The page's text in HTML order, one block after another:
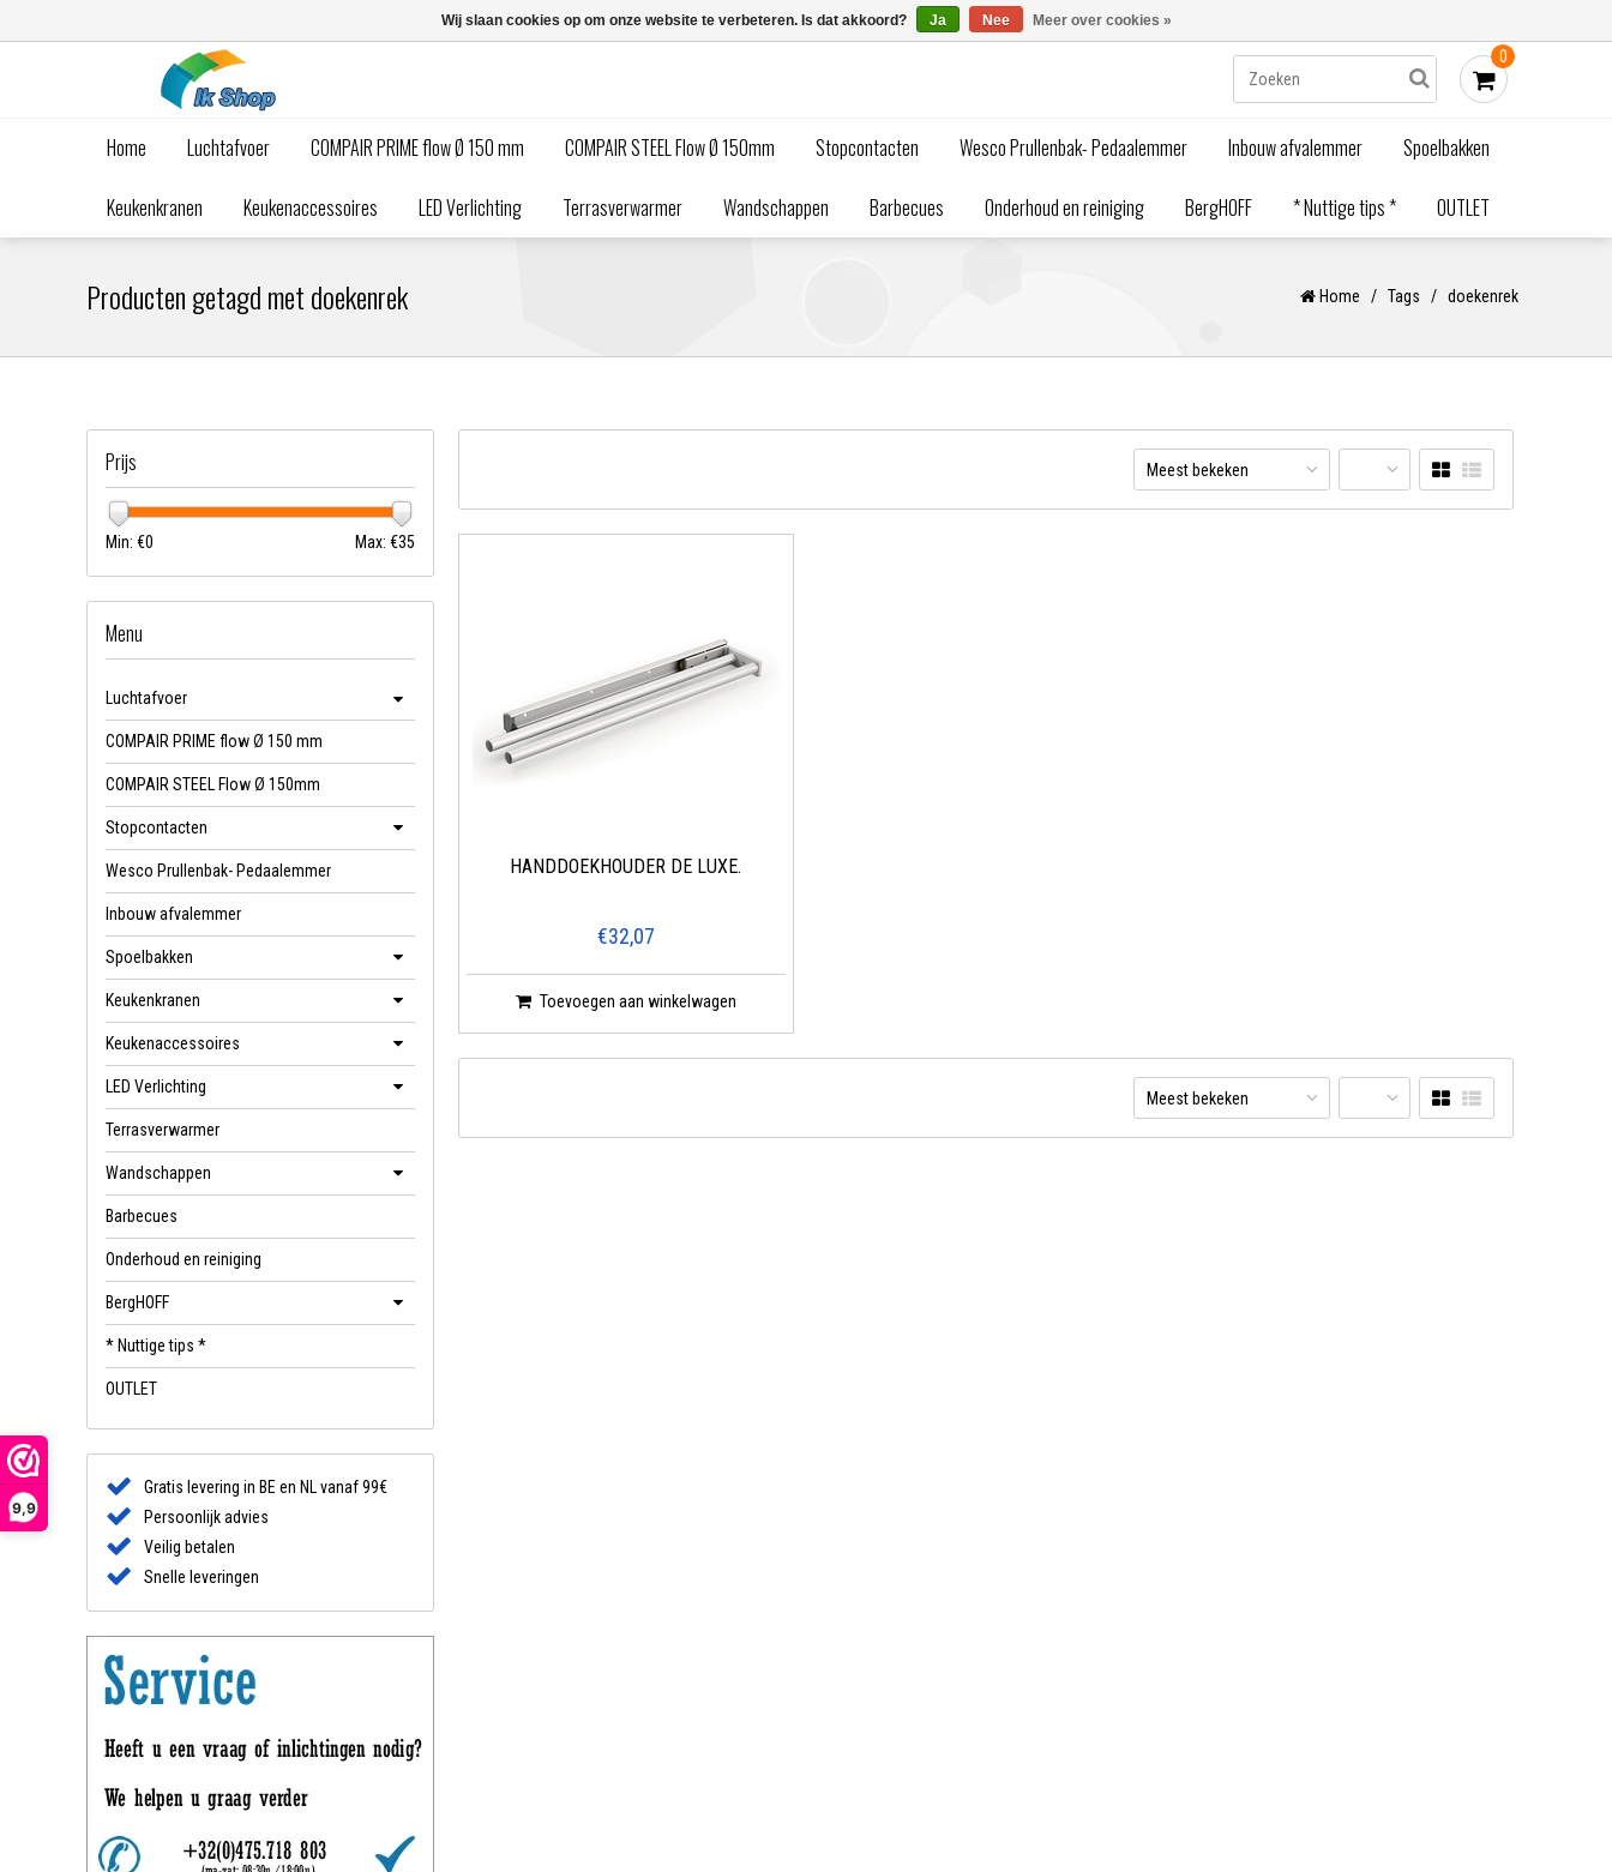
9,9
0
Home Luchtafvoer COMPAIR PRIME flow Ø 150 mm COMPAIR STEEL Flow Ø 150mm Stopcontacten Wesco Prullenbak- Pedaalemmer Inbouw afvalemmer Spoelbakken
Keukenkranen Keukenaccessoires LED Verlichting Terrasverwarmer Wandschappen Barbecues Onderhoud en reiniging BergHOFF * Nuttige tips * OUTLET
Producten getagd met doekenrek Home / Tags / doekenrek
Meest bekeken
HANDDOEKHOUDER DE LUXE.
€32,07
Toevoegen aan winkelwagen
Meest bekeken
Prijs
Min: €0 Max: €35
Menu
Luchtafvoer
COMPAIR PRIME flow Ø 150 mm
COMPAIR STEEL Flow Ø 150mm
Stopcontacten
Wesco Prullenbak- Pedaalemmer
Inbouw afvalemmer
Spoelbakken
Keukenkranen
Keukenaccessoires
LED Verlichting
Terrasverwarmer
Wandschappen
Barbecues
Onderhoud en reiniging
BergHOFF
* Nuttige tips *
OUTLET
Gratis levering in BE en NL vanaf 99€
Persoonlijk advies
Veilig betalen
Snelle leveringen
Wij slaan cookies op om onze website te verbeteren. Is dat akkoord? Ja Nee Meer over cookies »